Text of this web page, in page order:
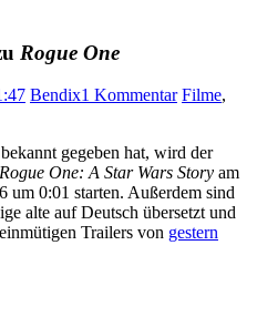
Rogue One
Bendix1 Kommentar Filme,
gegeben hat, wird der
Rogue One: A Star Wars Story am
um 0:01 starten. Außerdem sind
alte auf Deutsch übersetzt und
Trailers von gestern